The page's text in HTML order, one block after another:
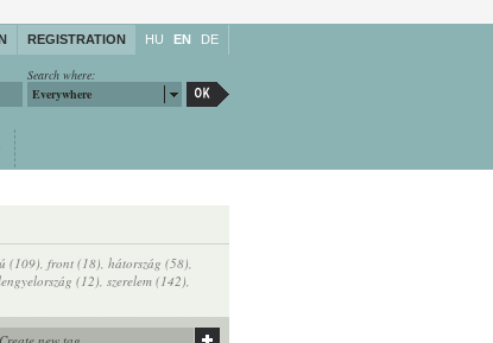
REGISTRATION HU EN DE
Search where:
Everywhere
(109), front (18), hátország (58),
(12), szerelem (142),